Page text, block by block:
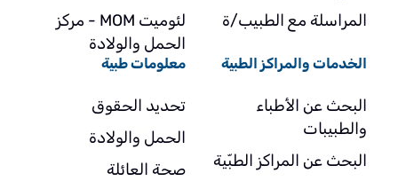
المراسلة مع الطبيب/ة
لئوميت MOM - مركز
الحمل والولادة
الخدمات والمراكز الطبية
البحث عن الأطباء
والطبيبات
البحث عن المراكز الطبّية
معلومات طبية
تحديد الحقوق
الحمل والولادة
صحة العائلة